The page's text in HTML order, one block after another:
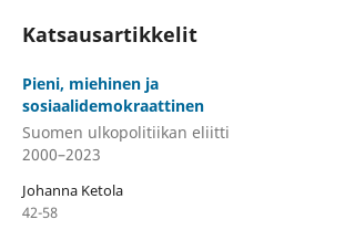
Katsausartikkelit
Pieni, miehinen ja
sosiaalidemokraattinen
Suomen ulkopolitiikan eliitti
2000–2023
Johanna Ketola
42-58